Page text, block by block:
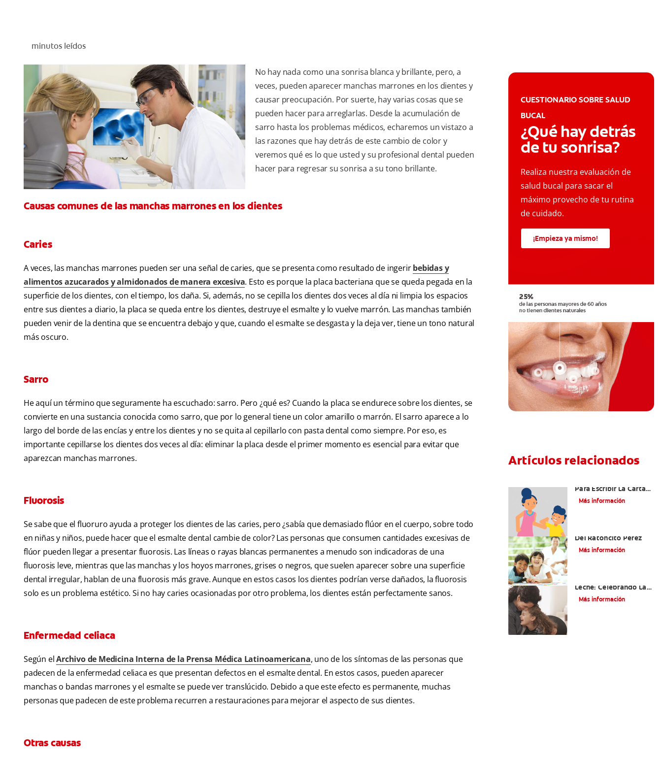
minutos leídos
No hay nada como una sonrisa blanca y brillante, pero, a
veces, pueden aparecer manchas marrones en los dientes y
causar preocupación. Por suerte, hay varias cosas que se
pueden hacer para arreglarlas. Desde la acumulación de
sarro hasta los problemas médicos, echaremos un vistazo a
las razones que hay detrás de este cambio de color y
veremos qué es lo que usted y su profesional dental pueden
hacer para regresar su sonrisa a su tono brillante.
Causas comunes de las manchas marrones en los dientes
Caries
A veces, las manchas marrones pueden ser una señal de caries, que se presenta como resultado de ingerirbebidas y
alimentos azucarados y almidonados de manera excesiva. Esto es porque la placa bacteriana que se queda pegada en la
superficie de los dientes, con el tiempo, los daña. Si, además, no se cepilla los dientes dos veces al día ni limpia los espacios
entre sus dientes a diario, la placa se queda entre los dientes, destruye el esmalte y lo vuelve marrón. Las manchas también
pueden venir de la dentina que se encuentra debajo y que, cuando el esmalte se desgasta y la deja ver, tiene un tono natural
más oscuro.
Sarro
He aquí un término que seguramente ha escuchado: sarro. Pero ¿qué es? Cuando la placa se endurece sobre los dientes, se
convierte en una sustancia conocida como sarro, que por lo general tiene un color amarillo o marrón. El sarro aparece a lo
largo del borde de las encías y entre los dientes y no se quita al cepillarlo con pasta dental como siempre. Por eso, es
importante cepillarse los dientes dos veces al día: eliminar la placa desde el primer momento es esencial para evitar que
aparezcan manchas marrones.
Fluorosis
Se sabe que el fluoruro ayuda a proteger los dientes de las caries, pero ¿sabía que demasiado flúor en el cuerpo, sobre todo
en niñas y niños, puede hacer que el esmalte dental cambie de color? Las personas que consumen cantidades excesivas de
flúor pueden llegar a presentar fluorosis. Las líneas o rayas blancas permanentes a menudo son indicadoras de una
fluorosis leve, mientras que las manchas y los hoyos marrones, grises o negros, que suelen aparecer sobre una superficie
dental irregular, hablan de una fluorosis más grave. Aunque en estos casos los dientes podrían verse dañados, la fluorosis
solo es un problema estético. Si no hay caries ocasionadas por otro problema, los dientes están perfectamente sanos.
Enfermedad celiaca
Según elArchivo de Medicina Interna de la Prensa Médica Latinoamericana, uno de los síntomas de las personas que
padecen de la enfermedad celiaca es que presentan defectos en el esmalte dental. En estos casos, pueden aparecer
manchas o bandas marrones y el esmalte se puede ver translúcido. Debido a que este efecto es permanente, muchas
personas que padecen de este problema recurren a restauraciones para mejorar el aspecto de sus dientes.
Otras causas
CUESTIONARIO SOBRE SALUD
BUCAL
¿Qué hay detrás
de tu sonrisa?
Realiza nuestra evaluación de
salud bucal para sacar el
máximo provecho de tu rutina
de cuidado.
¡Empieza ya mismo!
Artículos relacionados
Para Escribir La Carta
Al Ratón Pérez Y
Más información
Del Ratoncito Pérez
Más información
Leche: Celebrando La
Última Visita Del
Más información